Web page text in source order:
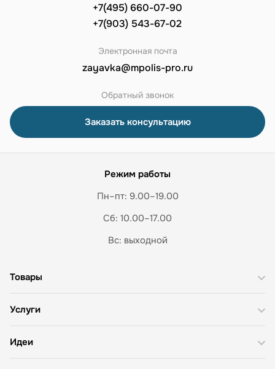
+7(495) 660-07-90
+7(903) 543-67-02
Электронная почта
zayavka@mpolis-pro.ru
Обратный звонок
Заказать консультацию
Режим работы
Пн–пт: 9.00–19.00
Сб: 10.00–17.00
Вс: выходной
Товары
Услуги
Идеи